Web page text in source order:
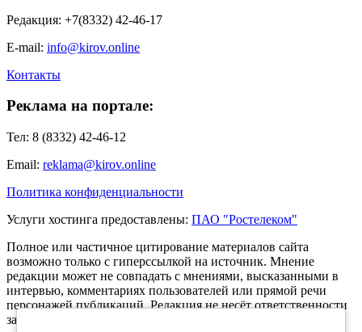
Редакция: +7(8332) 42-46-17
E-mail: info@kirov.online
Контакты
Реклама на портале:
Тел: 8 (8332) 42-46-12
Email: reklama@kirov.online
Политика конфиденциальности
Услуги хостинга предоставлены: ПАО "Ростелеком"
Полное или частичное цитирование материалов сайта
возможно только с гиперссылкой на источник. Мнение
редакции может не совпадать с мнениями, высказанными в
интервью, комментариях пользователей или прямой речи
персонажей публикаций. Редакция не несёт ответственности
за текст комментариев читателей.